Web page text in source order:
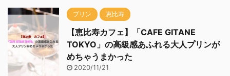
プリン 恵比寿
【恵比寿カフェ】「CAFE GITANE
TOKYO」の高級感あふれる大人プリンが
めちゃうまかった
2020/11/21